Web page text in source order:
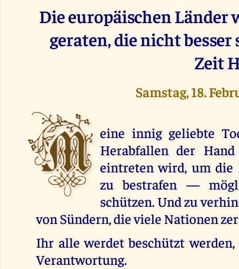
Die europäischen
geraten, die nicht
Zeit
Samstag, 18.
M eine innig geliebte
Herabfallen der
eintreten wird, um die
zu bestrafen —
schützen. Und zu
von Sündern, die viele Nationen
Ihr alle werdet beschützt
Verantwortung.